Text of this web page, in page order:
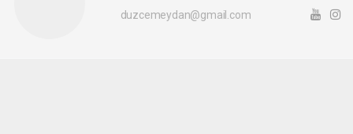
duzcemeydan@gmail.com